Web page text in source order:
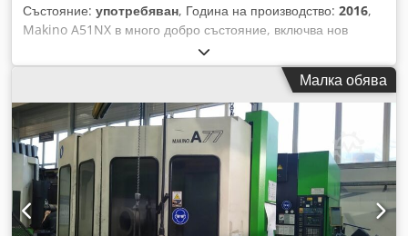
Състояние: употребяван, Година на производство: 2016,
Makino A51NX в много добро състояние, включва нов
автоматичен сменящ механизъм за инструменти (ATC) и
накрайници (Cubes). Приблизително 11000 часа работно
време. Капацитет и ходове: Размер на палета: 400 × 400
мм Ход по X-ос: 560 мм Ход по Y и Z-ос: 640 мм Макс.
размер на обработвания детайл: ∅ 630 мм × 900 мм Макс.
капацитет на полезния товар: 400 кг Шпиндел: Скорост на
шпиндела: 15 000 об./мин Конус на шпиндела: HSK-A63
Движение и скорости на подаване: Бърз ход: 60 000 мм/
мин (1 968 ipm) Скорост на подаване при рязане: 50 000
мм/мин Ускорение на осите: 1G Индексиране на B-ос:
Малка обява